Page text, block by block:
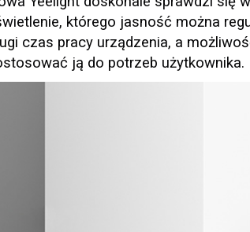
którego jasność można
czas pracy urządzenia, a
ją do potrzeb użytkownika.